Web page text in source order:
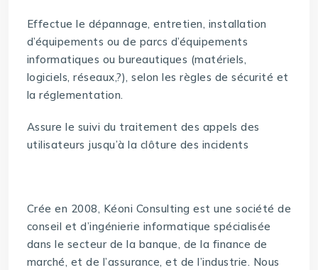
Effectue le dépannage, entretien, installation
d’équipements ou de parcs d’équipements
informatiques ou bureautiques (matériels,
logiciels, réseaux,?), selon les règles de sécurité et
la réglementation.
Assure le suivi du traitement des appels des
utilisateurs jusqu’à la clôture des incidents
Crée en 2008, Kéoni Consulting est une société de
conseil et d’ingénierie informatique spécialisée
dans le secteur de la banque, de la finance de
marché, et de l’assurance, et de l’industrie. Nous